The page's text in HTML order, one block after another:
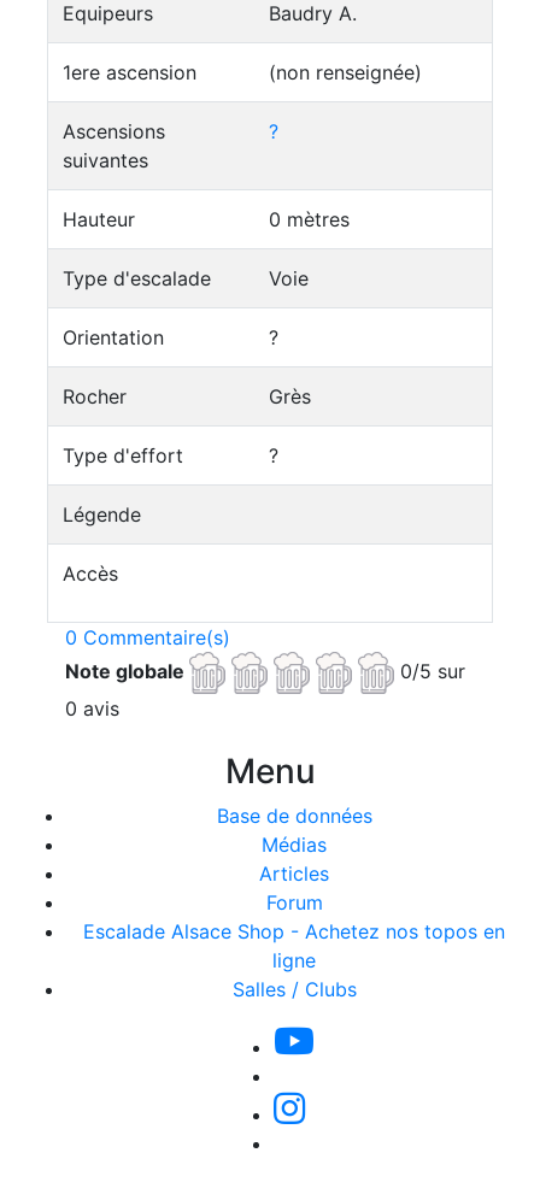
Equipeurs Baudry A.
1ere ascension (non renseignée)
Ascensions
suivantes
?
Hauteur 0 mètres
Type d'escalade Voie
Orientation ?
Rocher Grès
Type d'effort ?
Légende
Accès
0 Commentaire(s)
Note globale
0/5 sur
0 avis
Menu
Base de données
Médias
Articles
Forum
Escalade Alsace Shop - Achetez nos topos en
ligne
Salles / Clubs